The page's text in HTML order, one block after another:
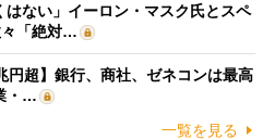
はない」イーロン・マスク氏とスペ
々「絶対…
円超】銀行、商社、ゼネコンは最高
・…
一覧を見る